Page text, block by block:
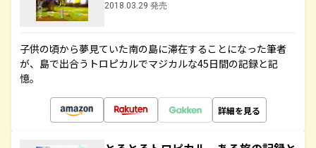
2018.03.29 発売
子供の頃から夢見ていた南の島に滞在することになった筆者
が、島で出合うトロピカルでマジカルな45日間の記録と記
憶。
詳細を見る